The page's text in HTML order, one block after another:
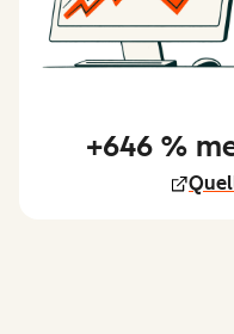
+646 %